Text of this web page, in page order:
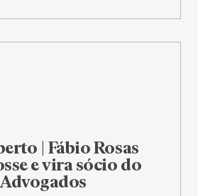
| Fábio Rosas
e vira sócio do